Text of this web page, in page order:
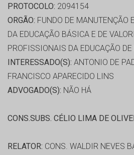
PROTOCOLO: 2094154
ORGÃO: FUNDO DE MANUTENÇÃO
DA EDUCAÇÃO BÁSICA E DE
PROFISSIONAIS DA EDUCAÇÃO
INTERESSADO(S): ANTONIO DE
FRANCISCO APARECIDO LINS
ADVOGADO(S): NÃO HÁ
CONS.SUBS. CÉLIO LIMA DE
RELATOR: CONS. WALDIR NEVES